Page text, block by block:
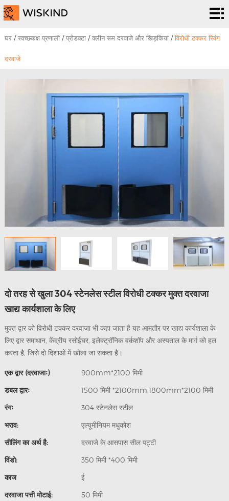
स्वच्छकक्ष
प्रणाली
ईपीसी
सेवाएं
समानुपात
Possible
घर/स्वच्छकक्ष प्रणाली/प्रोडक्टा/क्लीन रूम दरवाजे और खिड़कियां/विरोधी टक्कर स्विंग
दरवाजे
दो तरह से खुला 304 स्टेनलेस स्टील विरोधी टक्कर मुक्त दरवाजा
खाद्य कार्यशाला के लिए
मुक्त द्वार को विरोधी टक्कर दरवाजा भी कहा जाता है यह आमतौर पर खाद्य कार्यशाला के
लिए द्वार समाधान, केंद्रीय रसोईघर, इलेक्ट्रॉनिक वर्कशॉप और अस्पताल के मार्ग को हल
करता है, जिसे दो दिशाओं में खोला जा सकता है।
एक द्वार (दरवाजाः)
900mm*2100 मिमी
डबल द्वारः
1500 मिमी *2100mm,1800mm*2100 मिमी
रंगः
304 स्टेनलेस स्टील
भराव:
एल्यूमीनियम मधुकोश
सीलिंग का अर्थ है:
दरवाजे के आसपास सील पट्टी
विंडो:
350 मिमी *400 मिमी
काज
ई
दरवाजा पत्ती मोटाई:
50 मिमी